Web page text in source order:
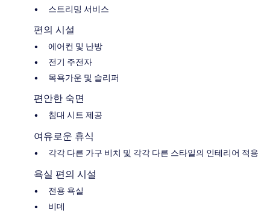
스트리밍 서비스
편의 시설
에어컨 및 난방
전기 주전자
목욕가운 및 슬리퍼
편안한 숙면
침대 시트 제공
여유로운 휴식
각각 다른 가구 비치 및 각각 다른 스타일의 인테리어 적용
욕실 편의 시설
전용 욕실
비데